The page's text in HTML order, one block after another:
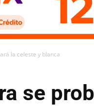
la celeste y blanca
se